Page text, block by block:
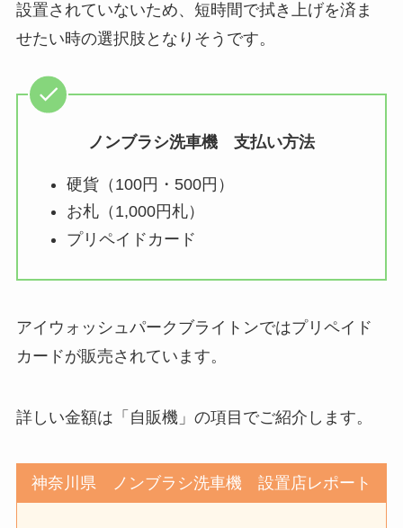
設置されていないため、短時間で拭き上げを済ま
せたい時の選択肢となりそうです。
ノンブラシ洗車機 支払い方法
硬貨（100円・500円）
お札（1,000円札）
プリペイドカード
アイウォッシュパークブライトンではプリペイド
カードが販売されています。
詳しい金額は「自販機」の項目でご紹介します。
神奈川県 ノンブラシ洗車機 設置店レポート